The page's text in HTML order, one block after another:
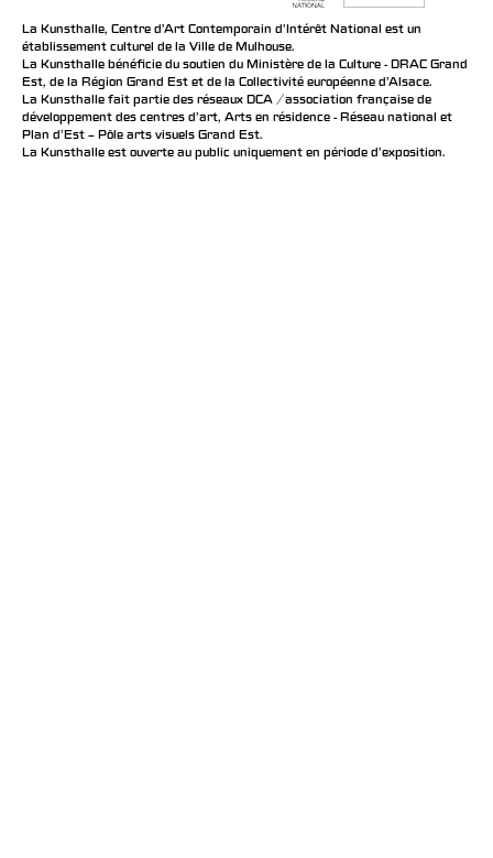
La Kunsthalle, Centre d’Art Contemporain d’Intérêt National est un
établissement culturel de la Ville de Mulhouse.
La Kunsthalle bénéficie du soutien du Ministère de la Culture - DRAC Grand
Est, de la Région Grand Est et de la Collectivité européenne d’Alsace.
La Kunsthalle fait partie des réseaux DCA / association française de
développement des centres d'art, Arts en résidence - Réseau national et
Plan d’Est – Pôle arts visuels Grand Est.
La Kunsthalle est ouverte au public uniquement en période d'exposition.